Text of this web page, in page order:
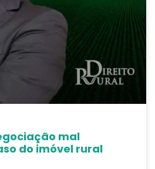
mal
do imóvel rural